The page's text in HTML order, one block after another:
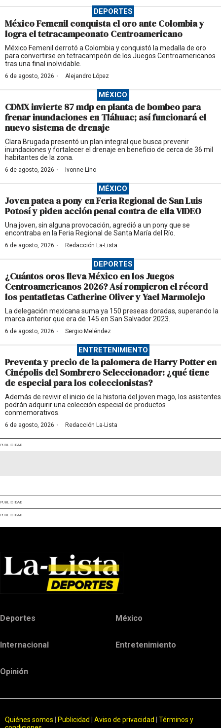
DEPORTES
México Femenil conquista el oro ante Colombia y
logra el tetracampeonato Centroamericano
México Femenil derrotó a Colombia y conquistó la medalla de oro
para convertirse en tetracampeón de los Juegos Centroamericanos
tras una final inolvidable.
6 de agosto, 2026 · Alejandro López
MÉXICO
CDMX invierte 87 mdp en planta de bombeo para
frenar inundaciones en Tláhuac; así funcionará el
nuevo sistema de drenaje
Clara Brugada presentó un plan integral que busca prevenir
inundaciones y fortalecer el drenaje en beneficio de cerca de 36 mil
habitantes de la zona.
6 de agosto, 2026 · Ivonne Lino
MÉXICO
Joven patea a pony en Feria Regional de San Luis
Potosí y piden acción penal contra de ella VIDEO
Una joven, sin alguna provocación, agredió a un pony que se
encontraba en la Feria Regional de Santa María del Río.
6 de agosto, 2026 · Redacción La-Lista
DEPORTES
¿Cuántos oros lleva México en los Juegos
Centroamericanos 2026? Así rompieron el récord
los pentatletas Catherine Oliver y Yael Marmolejo
La delegación mexicana suma ya 150 preseas doradas, superando la
marca anterior que era de 145 en San Salvador 2023.
6 de agosto, 2026 · Sergio Meléndez
ENTRETENIMIENTO
Preventa y precio de la palomera de Harry Potter en
Cinépolis del Sombrero Seleccionador: ¿qué tiene
de especial para los coleccionistas?
Además de revivir el inicio de la historia del joven mago, los asistentes
podrán adquirir una colección especial de productos
conmemorativos.
6 de agosto, 2026 · Redacción La-Lista
PUBLICIDAD
PUBLICIDAD
PUBLICIDAD
Deportes México
Internacional Entretenimiento
Opinión
Quiénes somos Publicidad Aviso de privacidad
Términos y